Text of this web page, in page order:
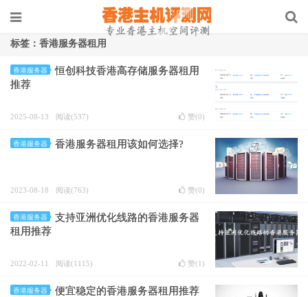
标签：香港服务器租用
香港服务器
恒创科技香港高存储服务器租用
推荐
2025-08-13 阅读(537) 赞(0)
香港服务器 香港服务器租用该如何选择?
2023-08-18 阅读(763) 赞(0)
香港服务器
支持亚洲优化线路的香港服务器
租用推荐
2022-02-11 阅读(1115) 赞(1 )
香港服务器 便宜稳定的香港服务器租用推荐